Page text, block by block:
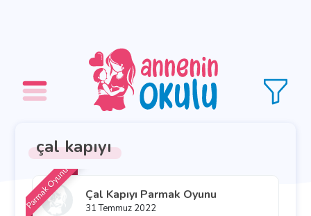
çal kapıyı
Parmak Oyunu Çal Kapıyı Parmak Oyunu
31 Temmuz 2022